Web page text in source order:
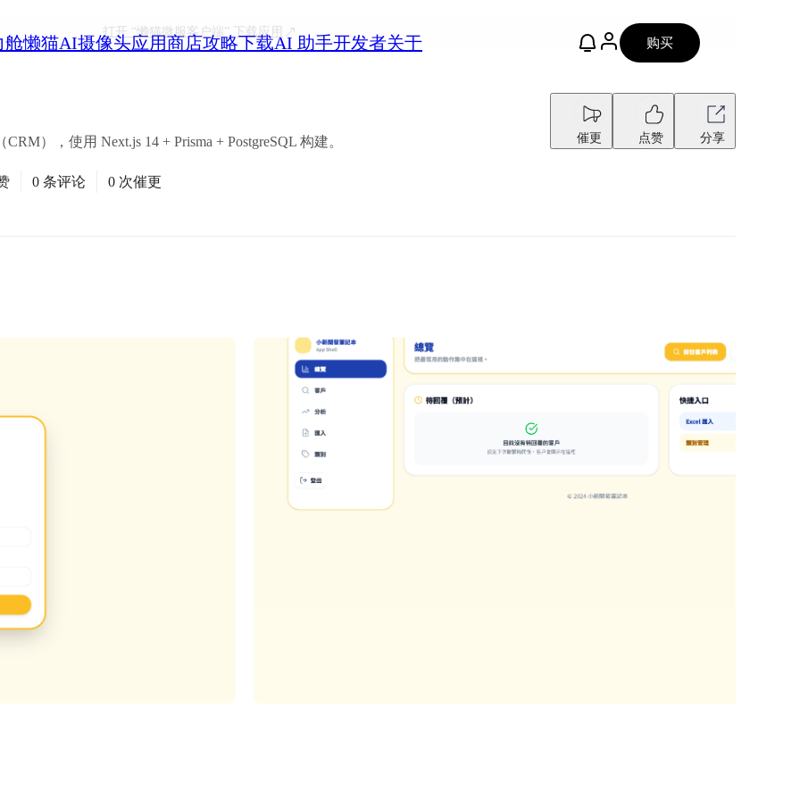
舱懒猫AI摄像头应用商店攻略下载AI 助手开发者关于 购买
打开 “懒猫微服客户端”下载应用
），使用 Next.js 14 + Prisma + PostgreSQL 构建。 催更 点赞 分享
0 条评论 0 次催更